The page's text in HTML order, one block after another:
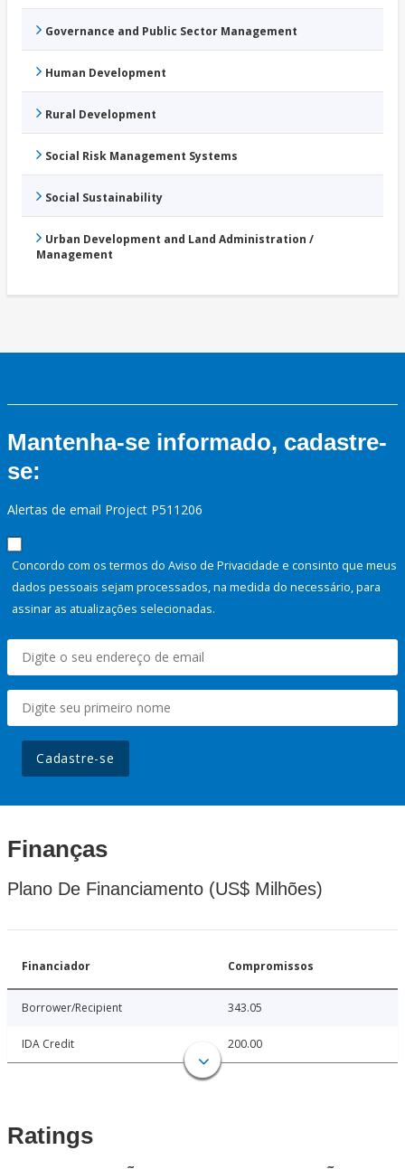
Governance and Public Sector Management
Human Development
Rural Development
Social Risk Management Systems
Social Sustainability
Urban Development and Land Administration /
Management
Mantenha-se informado, cadastre-
se:
Alertas de email Project P511206
Concordo com os termos do Aviso de Privacidade e consinto que meus
dados pessoais sejam processados, na medida do necessário, para
assinar as atualizações selecionadas.
Cadastre-se
Finanças
Plano De Financiamento (US$ Milhões)
Financiador Compromissos
Borrower/Recipient 343.05
IDA Credit 200.00
Ratings